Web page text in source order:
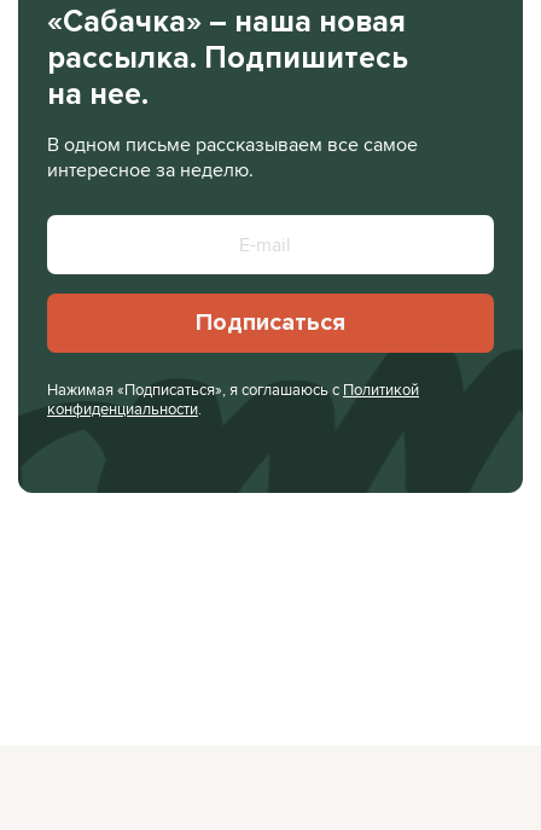
«Сабачка» – наша новая
рассылка. Подпишитесь
на нее.
В одном письме рассказываем все самое
интересное за неделю.
Подписаться
Нажимая «Подписаться», я соглашаюсь с Политикой
конфиденциальности